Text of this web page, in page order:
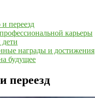
и переезд
карьеры
награды и достижения
будущее
переезд